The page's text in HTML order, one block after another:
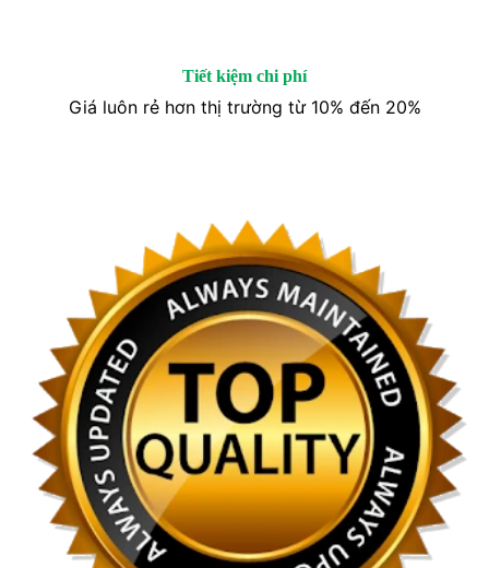
Tiết kiệm chi phí
Giá luôn rẻ hơn thị trường từ 10% đến 20%